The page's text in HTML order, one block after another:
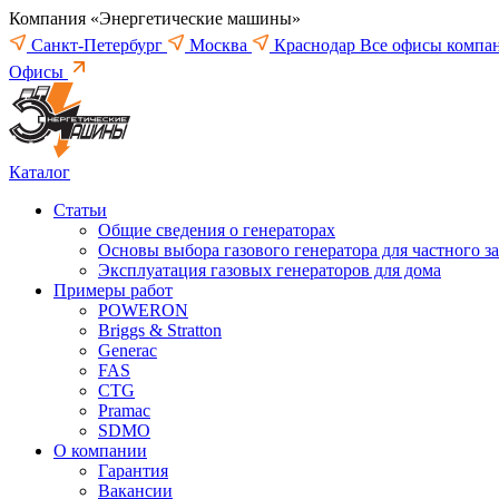
Компания «Энергетические машины»
Санкт-Петербург
Москва Краснодар Все офисы
Офисы
Каталог
Статьи
Общие сведения о генераторах
Основы выбора газового генератора для частного
Эксплуатация газовых генераторов для дома
Примеры работ
POWERON
Briggs & Stratton
Generac
FAS
CTG
Pramac
SDMO
О компании
Гарантия
Вакансии